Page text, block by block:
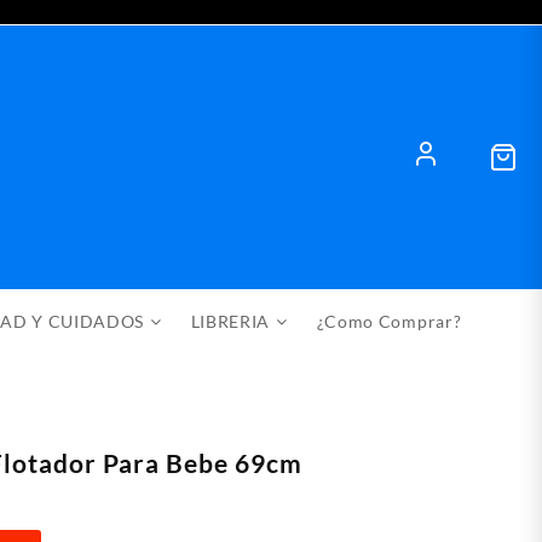
Y CUIDADOS LIBRERIA ¿Como Comprar?
Para Bebe 69cm